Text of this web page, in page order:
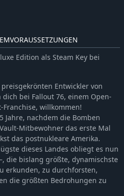
Edition als Steam Key bei
Entwickler von
bei Fallout 76, einem Open-
willkommen!
Jahre, nachdem die Bomben
Mitbewohner das erste Mal
das postnukleare Amerika.
dieses Landes obliegt es nun
die bislang größte, dynamischste
erkunden, zu durchforsten,
die größten Bedrohungen zu